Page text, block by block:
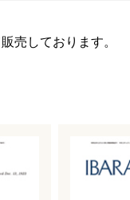
売しております。